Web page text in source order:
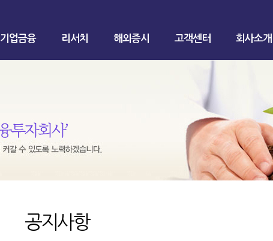
기업금융 리서치 해외증시 고객센터 회사소개
공지사항